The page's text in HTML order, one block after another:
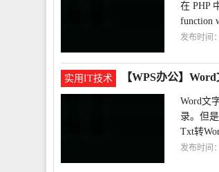
在 PHP
function
发布时间
实用IT技术 【WPS办公】
Word文
录。但
Txt转
发布时间